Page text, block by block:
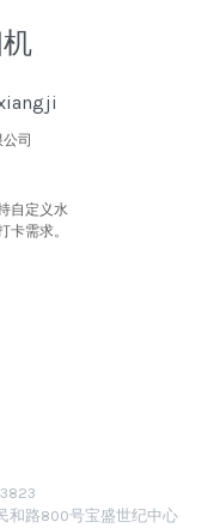
司
自定义水
卡需求。
和路800号宝盛世纪中心